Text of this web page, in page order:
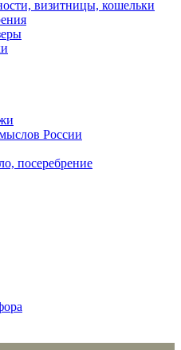
визитницы, кошельки
России
посеребрение